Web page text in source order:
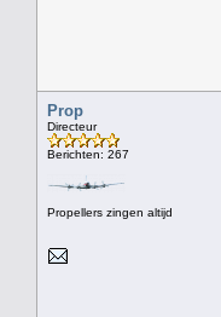
Prop
Directeur
Berichten: 267
Propellers zingen altijd